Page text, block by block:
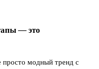
— это
модный тренд с